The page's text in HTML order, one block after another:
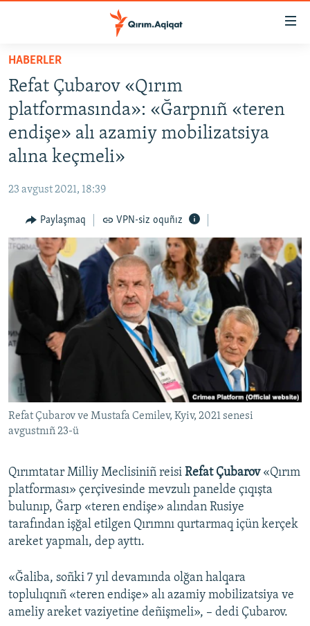
Esas
qaytmaq
Baş
navigatsiyağa
qaytmaq
Qıdıruvğa
HABERLER
SİYASET
İQTİSADİYAT
CEMİYET
İNSAN AQLARI
VİDEO
SÜRET
BLOGLAR
FİKİR
Русский
Українською
QOŞULIÑIZ!
HABERLER
Refat Çubarov «Qırım
platformasında»: «Ğarpnıñ «teren
endişe» alı azamiy mobilizatsiya
alına keçmeli»
23 avgust 2021, 18:39
Paylaşmaq VPN-siz oquñız
Refat Çubarov ve Mustafa Cemilev, Kyiv, 2021 senesi
avgustnıñ 23-ü
Qırımtatar Milliy Meclisiniñ reisi Refat Çubarov«Qırım
platforması» çerçivesinde mevzulı panelde çıqışta
bulunıp, Ğarp «teren endişe» alından Rusiye
tarafından işğal etilgen Qırımnı qurtarmaq içün kerçek
areket yapmalı, dep ayttı.
«Ğaliba, soñki 7 yıl devamında olğan halqara
toplulıqnıñ «teren endişe» alı azamiy mobilizatsiya ve
ameliy areket vaziyetine deñişmeli», – dedi Çubarov.